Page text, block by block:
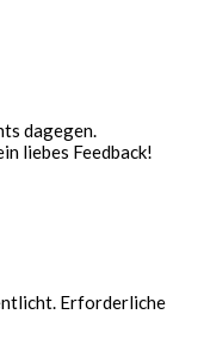
dagegen.
liebes Feedback!
Erforderliche